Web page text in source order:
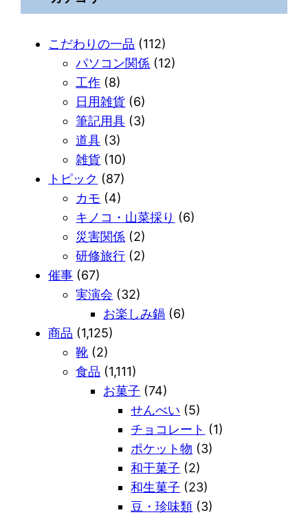
こだわりの一品 (112)
パソコン関係 (12)
工作 (8)
日用雑貨 (6)
筆記用具 (3)
道具 (3)
雑貨 (10)
トピック (87)
カモ (4)
キノコ・山菜採り (6)
災害関係 (2)
研修旅行 (2)
催事 (67)
実演会 (32)
お楽しみ鍋 (6)
商品 (1,125)
靴 (2)
食品 (1,111)
お菓子 (74)
せんべい (5)
チョコレート (1)
ポケット物 (3)
和干菓子 (2)
和生菓子 (23)
豆・珍味類 (3)